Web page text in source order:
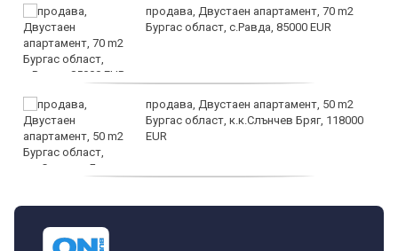
продава, Двустаен апартамент, 70 m2
Бургас област, с.Равда, 85000 EUR
продава, Двустаен апартамент, 50 m2
Бургас област, к.к.Слънчев Бряг, 118000
EUR